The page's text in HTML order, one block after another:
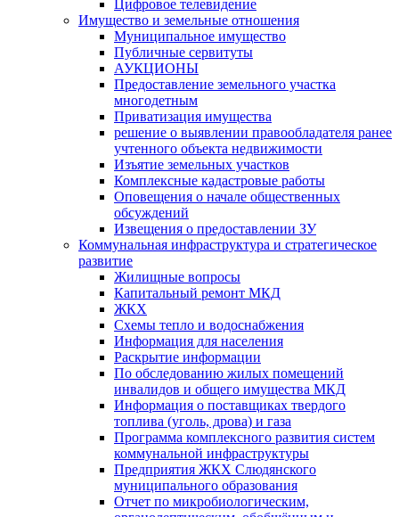
Цифровое телевидение
Имущество и земельные отношения
Муниципальное имущество
Публичные сервитуты
АУКЦИОНЫ
Предоставление земельного участка
многодетным
Приватизация имущества
решение о выявлении правообладателя ранее
учтенного объекта недвижимости
Изъятие земельных участков
Комплексные кадастровые работы
Оповещения о начале общественных
обсуждений
Извещения о предоставлении ЗУ
Коммунальная инфраструктура и стратегическое
развитие
Жилищные вопросы
Капитальный ремонт МКД
ЖКХ
Схемы тепло и водоснабжения
Информация для населения
Раскрытие информации
По обследованию жилых помещений
инвалидов и общего имущества МКД
Информация о поставщиках твердого
топлива (уголь, дрова) и газа
Программа комплексного развития систем
коммунальной инфраструктуры
Предприятия ЖКХ Слюдянского
муниципального образования
Отчет по микробиологическим,